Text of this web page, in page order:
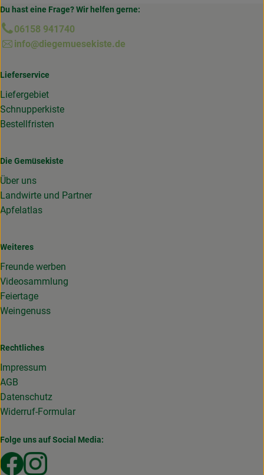
Du hast eine Frage? Wir helfen gerne:
06158 941740
info@diegemuesekiste.de
Lieferservice
Liefergebiet
Schnupperkiste
Bestellfristen
Die Gemüsekiste
Über uns
Landwirte und Partner
Apfelatlas
Weiteres
Freunde werben
Videosammlung
Feiertage
Weingenuss
Rechtliches
Impressum
AGB
Datenschutz
Widerruf-Formular
Folge uns auf Social Media:
Externer Link zu https://www.facebook.com/
Externer Link zu https://www.instagram.com/